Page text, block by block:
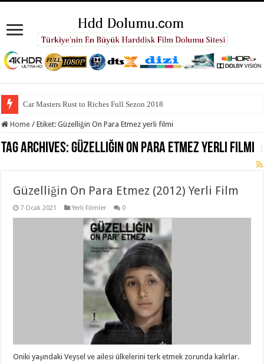
Car Masters Rust to Riches Full Sezon 2018
Home / Etiket:Güzelliğin On Para Etmez yerli filmi
Tag Archives:Güzelliğin On Para Etmez yerli filmi
Güzelliğin On Para Etmez (2012) Yerli Film
7 Ocak 2021 Yerli Filmler 0
Oniki yaşındaki Veysel ve ailesi ülkelerini terk etmek zorunda kalırlar.